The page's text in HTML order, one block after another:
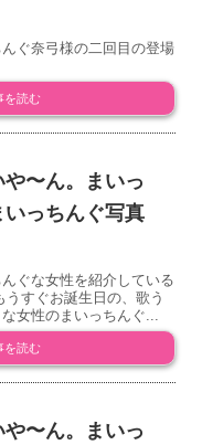
ぐ奈弓様の二回目の登場
を読む
〜ん。まいっ
っちんぐ写真
ぐな女性を紹介している
すぐお誕生日の、歌う
女性のまいっちんぐ...
を読む
〜ん。まいっ